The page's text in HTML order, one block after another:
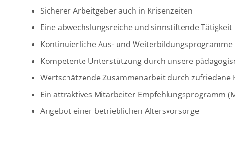
Sicherer Arbeitgeber auch in Krisenzeiten
Eine abwechslungsreiche und sinnstiftende Tätigkeit
Kontinuierliche Aus- und Weiterbildungsprogramme
Kompetente Unterstützung durch unsere
Wertschätzende Zusammenarbeit durch zufriedene
Ein attraktives Mitarbeiter-Empfehlungsprogramm
Angebot einer betrieblichen Altersvorsorge